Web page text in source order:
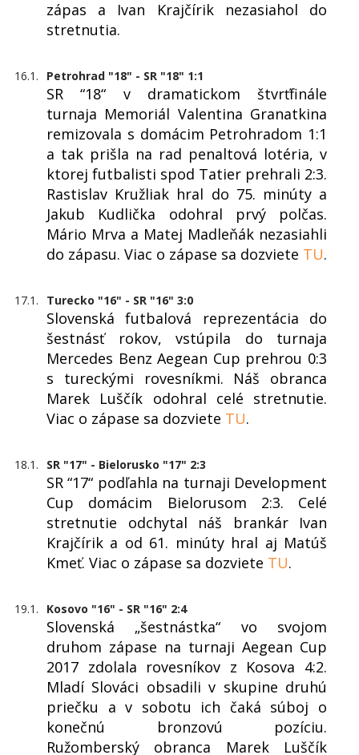
zápas a Ivan Krajčírik nezasiahol do
stretnutia.
16.1. Petrohrad "18" - SR "18" 1:1
SR “18“ v dramatickom štvrťfinále
turnaja Memoriál Valentina Granatkina
remizovala s domácim Petrohradom 1:1
a tak prišla na rad penaltová lotéria, v
ktorej futbalisti spod Tatier prehrali 2:3.
Rastislav Kružliak hral do 75. minúty a
Jakub Kudlička odohral prvý polčas.
Mário Mrva a Matej Madleňák nezasiahli
do zápasu. Viac o zápase sa dozviete TU.
17.1. Turecko "16" - SR "16" 3:0
Slovenská futbalová reprezentácia do
šestnásť rokov, vstúpila do turnaja
Mercedes Benz Aegean Cup prehrou 0:3
s tureckými rovesníkmi. Náš obranca
Marek Luščík odohral celé stretnutie.
Viac o zápase sa dozviete TU.
18.1. SR "17" - Bielorusko "17" 2:3
SR “17“ podľahla na turnaji Development
Cup domácim Bielorusom 2:3. Celé
stretnutie odchytal náš brankár Ivan
Krajčírik a od 61. minúty hral aj Matúš
Kmeť. Viac o zápase sa dozviete TU.
19.1. Kosovo "16" - SR "16" 2:4
Slovenská „šestnástka“ vo svojom
druhom zápase na turnaji Aegean Cup
2017 zdolala rovesníkov z Kosova 4:2.
Mladí Slováci obsadili v skupine druhú
priečku a v sobotu ich čaká súboj o
konečnú bronzovú pozíciu.
Ružomberský obranca Marek Luščík